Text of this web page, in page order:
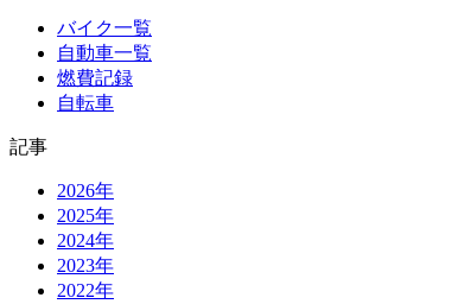
バイク一覧
自動車一覧
燃費記録
自転車
記事
2026年
2025年
2024年
2023年
2022年